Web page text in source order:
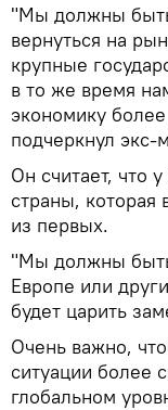
"Мы должны
вернуться на
крупные
в то же время
экономику
подчеркнул экс-
Он считает, что
страны, которая
из первых.
"Мы должны быть
Европе или
будет царить
Очень важно,
ситуации более
глобальном